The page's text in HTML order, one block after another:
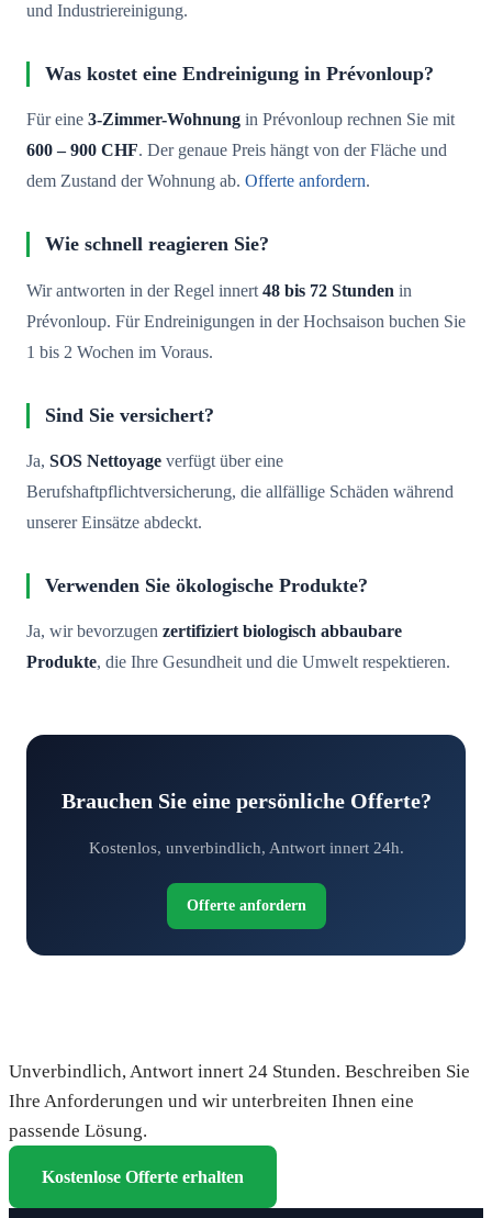
und Industriereinigung.
Was kostet eine Endreinigung in Prévonloup?
Für eine 3-Zimmer-Wohnung in Prévonloup rechnen Sie mit
600 – 900 CHF. Der genaue Preis hängt von der Fläche und
dem Zustand der Wohnung ab. Offerte anfordern.
Wie schnell reagieren Sie?
Wir antworten in der Regel innert 48 bis 72 Stunden in
Prévonloup. Für Endreinigungen in der Hochsaison buchen Sie
1 bis 2 Wochen im Voraus.
Sind Sie versichert?
Ja, SOS Nettoyage verfügt über eine
Berufshaftpflichtversicherung, die allfällige Schäden während
unserer Einsätze abdeckt.
Verwenden Sie ökologische Produkte?
Ja, wir bevorzugen zertifiziert biologisch abbaubare
Produkte, die Ihre Gesundheit und die Umwelt respektieren.
Brauchen Sie eine persönliche Offerte?
Kostenlos, unverbindlich, Antwort innert 24h.
Offerte anfordern
Unverbindlich, Antwort innert 24 Stunden. Beschreiben Sie
Ihre Anforderungen und wir unterbreiten Ihnen eine
passende Lösung.
Kostenlose Offerte erhalten